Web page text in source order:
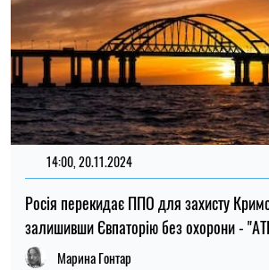
14:00, 20.11.2024
Росія перекидає ППО для захисту
залишивши Євпаторію без охорони -
Марина Гонтар